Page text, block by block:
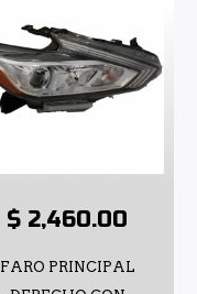
$ 2,460.00
FARO PRINCIPAL